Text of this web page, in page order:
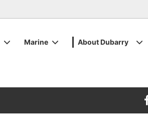
Marine About Dubarry